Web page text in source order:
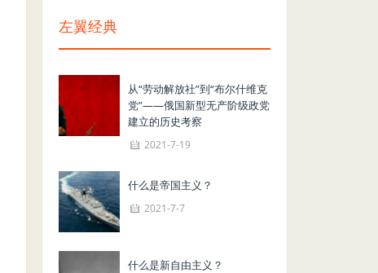
左翼经典
从“劳动解放社”到“布尔什维克
党”——俄国新型无产阶级政党
建立的历史考察
2021-7-19
什么是帝国主义？
2021-7-7
什么是新自由主义？